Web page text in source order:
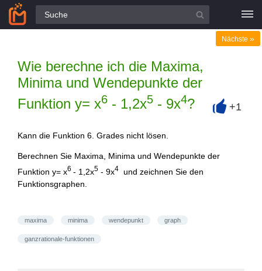
Alle Fragen
Wie berechne ich die Maxima,
Minima und Wendepunkte der
Funktion y= x6 - 1,2x5 - 9x4?
Nächste »
+1
Kann die Funktion 6. Grades nicht lösen.
Berechnen Sie Maxima, Minima und Wendepunkte der
Funktion y= x6 - 1,2x5 - 9x4
und zeichnen Sie den
Funktionsgraphen.
maxima minima wendepunkt graph
ganzrationale-funktionen